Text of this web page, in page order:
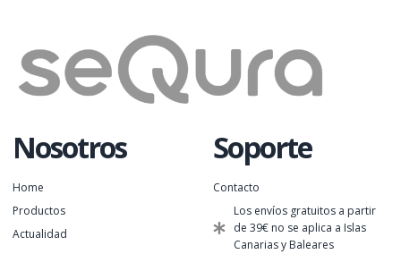
Nosotros
Home
Productos
Actualidad
Soporte
Contacto
Los envíos gratuitos a partir
de 39€ no se aplica a Islas
Canarias y Baleares